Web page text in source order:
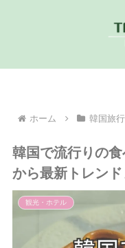
ホーム 韓国旅行
韓国で流行りの
から最新トレン
観光・ホテル